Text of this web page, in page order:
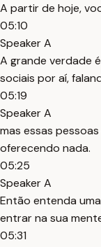
A partir de hoje,
05:10
Speaker A
A grande verdade
sociais por aí,
05:19
Speaker A
mas essas
oferecendo nada.
05:25
Speaker A
Então entenda
entrar na sua
05:31